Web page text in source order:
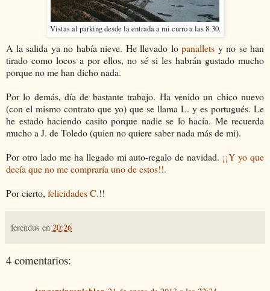
Vistas al parking desde la entrada a mi curro a las 8:30.
A la salida ya no había nieve. He llevado lo panallets y no se han
tirado como locos a por ellos, no sé si les habrán gustado mucho
porque no me han dicho nada.
Por lo demás, día de bastante trabajo. Ha venido un chico nuevo
(con el mismo contrato que yo) que se llama L. y es portugués. Le
he estado haciendo casito porque nadie se lo hacía. Me recuerda
mucho a J. de Toledo (quien no quiere saber nada más de mi).
Por otro lado me ha llegado mi auto-regalo de navidad. ¡¡Y yo que
decía que no me compraría uno de estos!!.
Por cierto, felicidades C.!!
ferendus en 20:26
4 comentarios: